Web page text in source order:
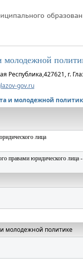
молодежной
Республика,427621, г.
gov.ru
и молодежной
лица
правами юридического лица
и молодежной политике